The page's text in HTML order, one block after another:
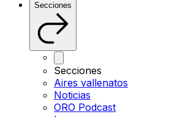
Secciones
Secciones
Aires vallenatos
Noticias
ORO Podcast